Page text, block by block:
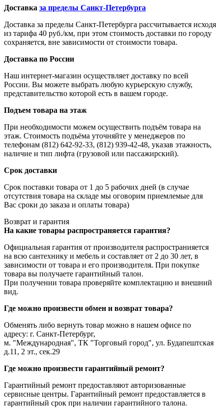
Доставка за пределы Санкт-Петербурга
Доставка за пределы Санкт-Петербурга рассчитывается исходя
из тарифа 40 руб./км, при этом стоимость доставки по городу
сохраняется, вне зависимости от стоимости товара.
Доставка по России
Наш интернет-магазин осуществляет доставку по всей
России. Вы можете выбрать любую курьерскую службу,
представительство которой есть в вашем городе.
Подъем товара на этаж
При необходимости можем осуществить подъём товара на
этаж. Стоимость подъёма уточняйте у менеджеров по
телефонам (812) 642-92-33, (812) 939-42-48, указав этажность,
наличие и тип лифта (грузовой или пассажирский).
Срок доставки
Срок поставки товара от 1 до 5 рабочих дней (в случае
отсутствия товара на складе мы оговорим приемлемые для
Вас сроки до заказа и оплаты товара)
Возврат и гарантия
На какие товары распространяется гарантия?
Официальная гарантия от производителя распространияется
на всю сантехнику и мебель и составляет от 2 до 30 лет, в
зависимости от товара и его производителя. При покупке
товара вы получаете гарантийный талон.
При получении товара проверяйте комплектацию и внешний
вид.
Где можно произвести обмен и возврат товара?
Обменять либо вернуть товар можно в нашем офисе по
адресу: г. Санкт-Петербург,
м. "Международная", ТК "Торговый город", ул. Будапештская
д.11, 2 эт., сек.29
Где можно произвести гарантийный ремонт?
Гарантийный ремонт предоставляют авторизованные
сервисные центры. Гарантийный ремонт предоставляется в
гарантийный срок при наличии гарантийного талона.